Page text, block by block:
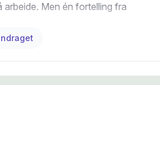
Men én fortelling fra
gjemt fra nazistene under
side? Hva hadde egentlig
på å gi språk til hennes
Det er en fortelling om
- om båndene som binder oss